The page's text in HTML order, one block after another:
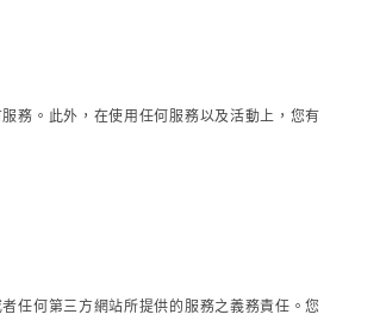
務。此外，在使用任何服務以及活動上，您有
任何第三方網站所提供的服務之義務責任。您